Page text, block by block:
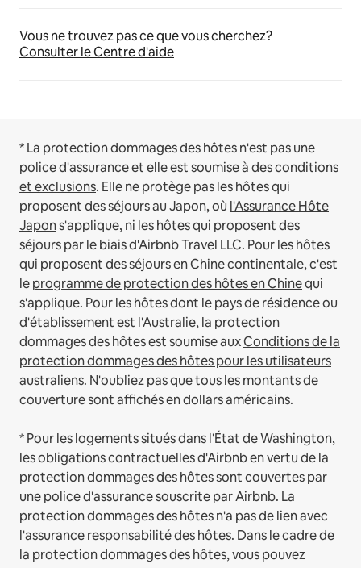
Vous ne trouvez pas ce que vous cherchez?
Consulter le Centre d'aide
* La protection dommages des hôtes n'est pas une
police d'assurance et elle est soumise à desconditions
et exclusions. Elle ne protège pas les hôtes qui
proposent des séjours au Japon, où l'Assurance Hôte
Japons'applique, ni les hôtes qui proposent des
séjours par le biais d'Airbnb Travel LLC. Pour les hôtes
qui proposent des séjours en Chine continentale, c'est
leprogramme de protection des hôtes en Chinequi
s'applique. Pour les hôtes dont le pays de résidence ou
d'établissement est l'Australie, la protection
dommages des hôtes est soumise auxConditions de la
protection dommages des hôtes pour les utilisateurs
australiens. N'oubliez pas que tous les montants de
couverture sont affichés en dollars américains.
* Pour les logements situés dans l'État de Washington,
les obligations contractuelles d'Airbnb en vertu de la
protection dommages des hôtes sont couvertes par
une police d'assurance souscrite par Airbnb. La
protection dommages des hôtes n'a pas de lien avec
l'assurance responsabilité des hôtes. Dans le cadre de
la protection dommages des hôtes, vous pouvez